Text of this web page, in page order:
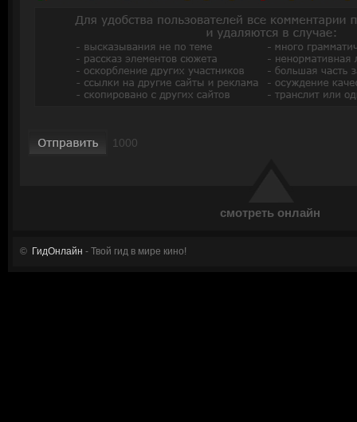
смотреть онлайн
© ГидОнлайн - Твой гид в мире кино!